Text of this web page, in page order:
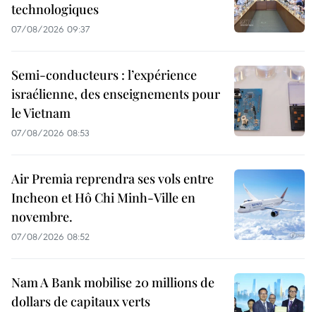
technologiques
07/08/2026 09:37
Semi-conducteurs : l’expérience
israélienne, des enseignements pour
le Vietnam
07/08/2026 08:53
Air Premia reprendra ses vols entre
Incheon et Hô Chi Minh-Ville en
novembre.
07/08/2026 08:52
Nam A Bank mobilise 20 millions de
dollars de capitaux verts